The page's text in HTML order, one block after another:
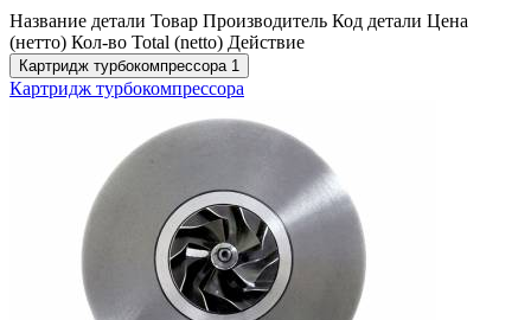
Название детали Товар Производитель Код детали Цена
(нетто) Кол-во Total (netto) Действие
Картридж турбокомпрессора 1
Картридж турбокомпрессора